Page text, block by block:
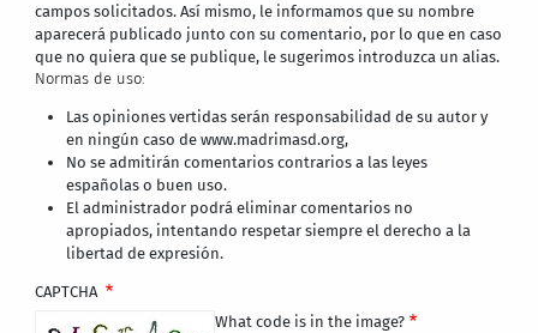
campos solicitados. Así mismo, le informamos que su nombre
aparecerá publicado junto con su comentario, por lo que en caso
que no quiera que se publique, le sugerimos introduzca un alias.
Normas de uso:
Las opiniones vertidas serán responsabilidad de su autor y
en ningún caso de www.madrimasd.org,
No se admitirán comentarios contrarios a las leyes
españolas o buen uso.
El administrador podrá eliminar comentarios no
apropiados, intentando respetar siempre el derecho a la
libertad de expresión.
CAPTCHA
What code is in the image?